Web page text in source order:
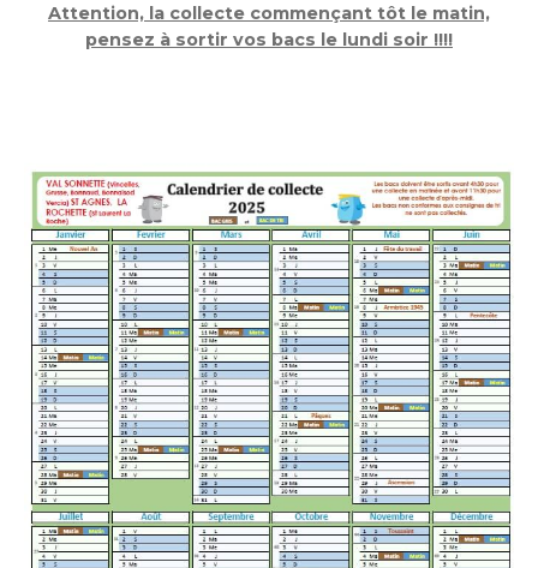
Attention, la collecte commençant tôt le matin,
pensez à sortir vos bacs le lundi soir !!!!